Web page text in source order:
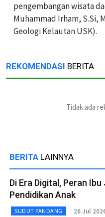
pengembangan wisata
Muhammad Irham, S.Si,
Geologi Kelautan USK).
REKOMENDASI BERITA
Tidak ada
BERITA LAINNYA
Di Era Digital, Peran
Pendidikan Anak
SUDUT PANDANG 26 Jul